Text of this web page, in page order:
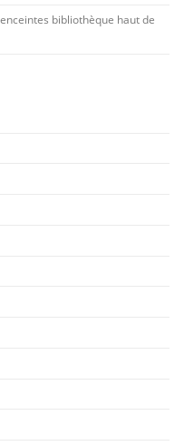
bibliothèque haut de